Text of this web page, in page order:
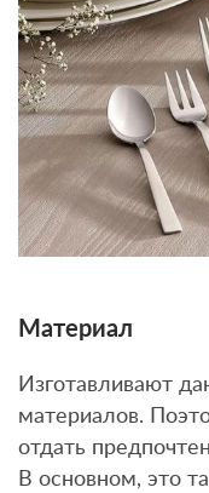
Материал
Изготавливают
материалов.
отдать
В основном, это